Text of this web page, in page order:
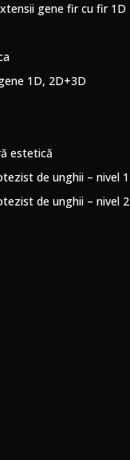
gene fir cu fir 1D
1D, 2D+3D
estetică
de unghii – nivel 1
de unghii – nivel 2